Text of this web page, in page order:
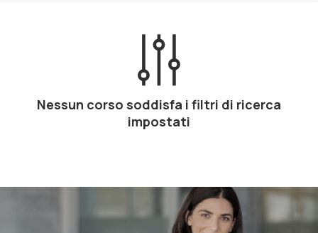
Nessun corso soddisfa i filtri di ricerca
impostati